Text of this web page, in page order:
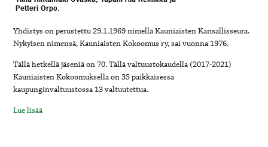
Petteri Orpo.
Yhdistys on perustettu 29.1.1969 nimellä Kauniaisten Kansallisseura.
Nykyisen nimensä, Kauniaisten Kokoomus ry, sai vuonna 1976.
Tällä hetkellä jäseniä on 70. Tällä valtuustokaudella (2017-2021)
Kauniaisten Kokoomuksella on 35 paikkaisessa
kaupunginvaltuustossa 13 valtuutettua.
Lue lisää